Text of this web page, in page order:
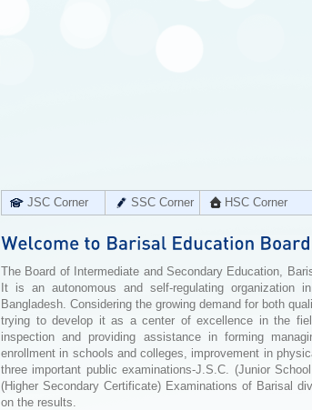
JSC Corner SSC Corner HSC Corner
The Board of Intermediate and Secondary Education,
It is an autonomous and self-regulating organization
Bangladesh. Considering the growing demand for both
trying to develop it as a center of excellence in the
inspection and providing assistance in forming
enrollment in schools and colleges, improvement in
three important public examinations-J.S.C. (Junior
(Higher Secondary Certificate) Examinations of Barisal
on the results.